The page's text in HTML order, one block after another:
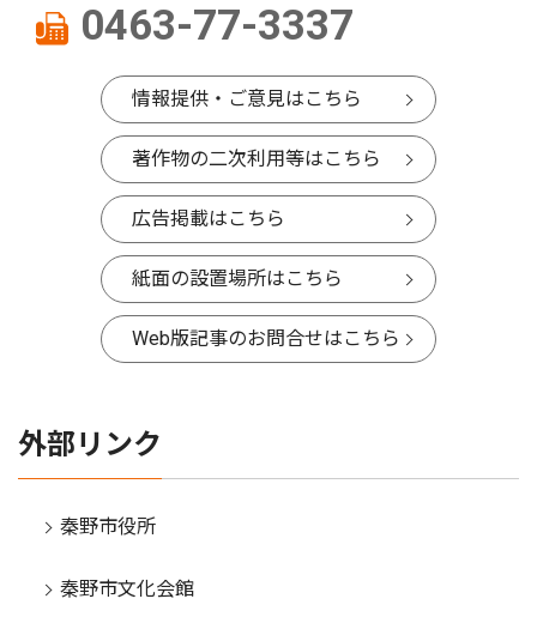
0463-77-3337
情報提供・ご意見はこちら
著作物の二次利用等はこちら
広告掲載はこちら
紙面の設置場所はこちら
Web版記事のお問合せはこちら
外部リンク
秦野市役所
秦野市文化会館